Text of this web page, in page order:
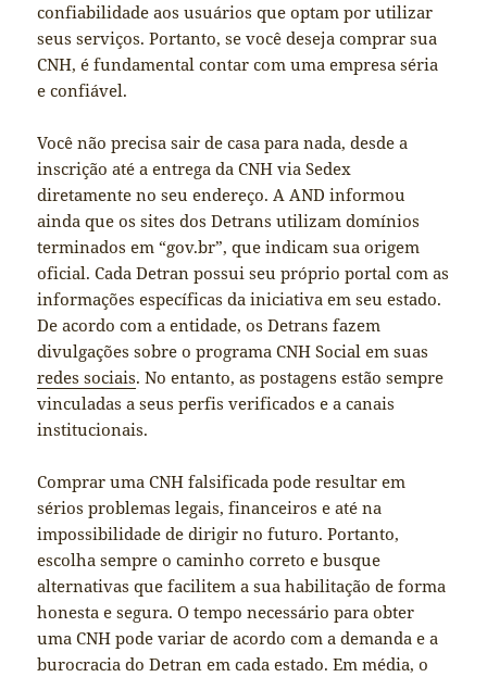
confiabilidade aos usuários que optam por utilizar
seus serviços. Portanto, se você deseja comprar sua
CNH, é fundamental contar com uma empresa séria
e confiável.
Você não precisa sair de casa para nada, desde a
inscrição até a entrega da CNH via Sedex
diretamente no seu endereço. A AND informou
ainda que os sites dos Detrans utilizam domínios
terminados em “gov.br”, que indicam sua origem
oficial. Cada Detran possui seu próprio portal com as
informações específicas da iniciativa em seu estado.
De acordo com a entidade, os Detrans fazem
divulgações sobre o programa CNH Social em suas
redes sociais. No entanto, as postagens estão sempre
vinculadas a seus perfis verificados e a canais
institucionais.
Comprar uma CNH falsificada pode resultar em
sérios problemas legais, financeiros e até na
impossibilidade de dirigir no futuro. Portanto,
escolha sempre o caminho correto e busque
alternativas que facilitem a sua habilitação de forma
honesta e segura. O tempo necessário para obter
uma CNH pode variar de acordo com a demanda e a
burocracia do Detran em cada estado. Em média, o